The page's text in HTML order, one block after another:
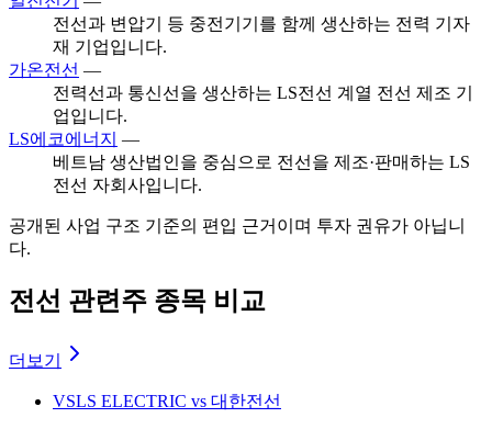
전선과 변압기 등 중전기기를 함께 생산하는 전력 기자
재 기업입니다.
가온전선 —
전력선과 통신선을 생산하는 LS전선 계열 전선 제조 기
업입니다.
LS에코에너지 —
베트남 생산법인을 중심으로 전선을 제조·판매하는 LS
전선 자회사입니다.
공개된 사업 구조 기준의 편입 근거이며 투자 권유가 아닙니
다.
전선 관련주 종목 비교
더보기
VSLS ELECTRIC vs 대한전선